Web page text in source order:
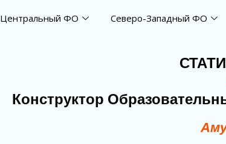
Центральный ФО Северо-Западный ФО
Конструктор